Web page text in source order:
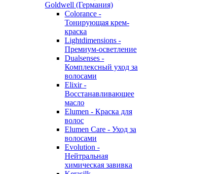
Goldwell (Германия)
Colorance -
Тонирующая крем-
краска
Lightdimensions -
Премиум-осветление
Dualsenses -
Комплексный уход за
волосами
Elixir -
Восстанавливающее
масло
Elumen - Краска для
волос
Elumen Care - Уход за
волосами
Evolution -
Нейтральная
химическая завивка